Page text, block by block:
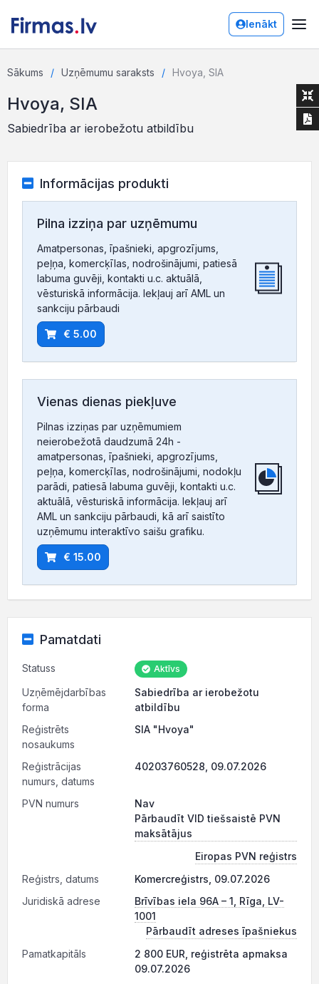
Ienākt
Sākums Uzņēmumu saraksts Hvoya, SIA
Hvoya, SIA
Sabiedrība ar ierobežotu atbildību
Informācijas produkti
Pilna izziņa par uzņēmumu
Amatpersonas, īpašnieki, apgrozījums,
peļņa, komercķīlas, nodrošinājumi, patiesā
labuma guvēji, kontakti u.c. aktuālā,
vēsturiskā informācija. Iekļauj arī AML un
sankciju pārbaudi
€ 5.00
Vienas dienas piekļuve
Pilnas izziņas par uzņēmumiem
neierobežotā daudzumā 24h -
amatpersonas, īpašnieki, apgrozījums,
peļņa, komercķīlas, nodrošinājumi, nodokļu
parādi, patiesā labuma guvēji, kontakti u.c.
aktuālā, vēsturiskā informācija. Iekļauj arī
AML un sankciju pārbaudi, kā arī saistīto
uzņēmumu interaktīvo saišu grafiku.
€ 15.00
Pamatdati
Statuss Aktīvs
Uzņēmējdarbības
forma
Sabiedrība ar ierobežotu
atbildību
Reģistrēts
nosaukums
SIA "Hvoya"
Reģistrācijas
numurs, datums
40203760528, 09.07.2026
PVN numurs
Nav
Pārbaudīt VID tiešsaistē PVN
maksātājus
Eiropas PVN reģistrs
Reģistrs, datums
Komercreģistrs, 09.07.2026
Juridiskā adrese
Brīvības iela 96A – 1, Rīga, LV-
1001
Pārbaudīt adreses īpašniekus
Pamatkapitāls
2 800 EUR, reģistrēta apmaksa
09.07.2026